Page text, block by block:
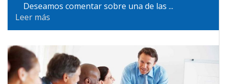
Deseamos comentar sobre una de las ...
Leer más